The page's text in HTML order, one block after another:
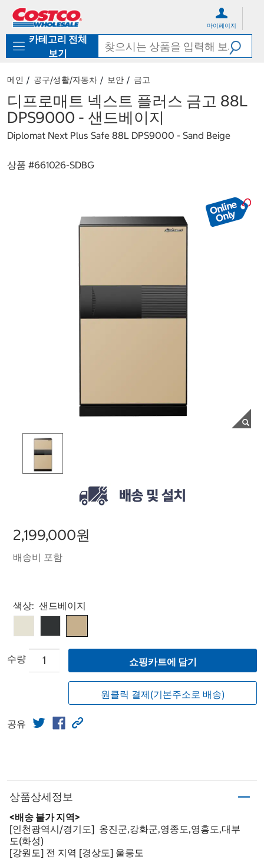
로
기
가
마이페이지
카테고리 전체
보기
메인 공구/생활/자동차 보안 금고
디프로매트 넥스트 플러스 금고 88L
DPS9000 - 샌드베이지
Diplomat Next Plus Safe 88L DPS9000 - Sand Beige
상품 #661026-SDBG
2,199,000원
배송비 포함
Select product
색상: 샌드베이지
수량 쇼핑카트에 담기
원클릭 결제(기본주소로 배송)
공유
상품상세정보
<배송 불가 지역>
[인천광역시/경기도] 옹진군,강화군,영종도,영흥도,대부
도(화성)
[강원도] 전 지역 [경상도] 울릉도